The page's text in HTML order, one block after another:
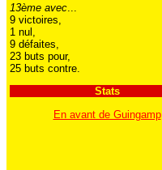
13ème avec
9 victoires,
1 nul,
9 défaites,
23 buts pour,
25 buts contre.
Stats
En avant de Guingamp